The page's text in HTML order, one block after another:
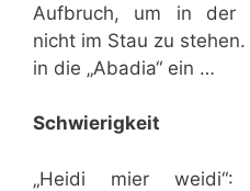
Aufbruch, um in der
nicht im Stau zu
in die „Abadia“ ein …
Schwierigkeit
„Heidi mier